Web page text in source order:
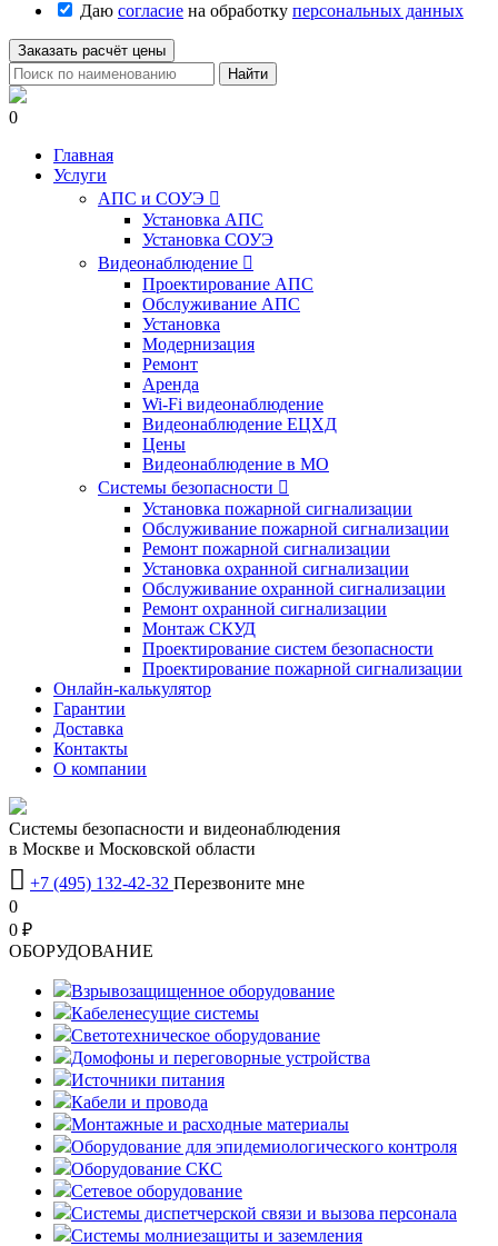
Даю согласие на обработку персональных данных
Заказать расчёт цены
Найти
0
Главная
Услуги
АПС и СОУЭ 
Установка АПС
Установка СОУЭ
Видеонаблюдение 
Проектирование АПС
Обслуживание АПС
Установка
Модернизация
Ремонт
Аренда
Wi-Fi видеонаблюдение
Видеонаблюдение ЕЦХД
Цены
Видеонаблюдение в МО
Системы безопасности 
Установка пожарной сигнализации
Обслуживание пожарной сигнализации
Ремонт пожарной сигнализации
Установка охранной сигнализации
Обслуживание охранной сигнализации
Ремонт охранной сигнализации
Монтаж СКУД
Проектирование систем безопасности
Проектирование пожарной сигнализации
Онлайн-калькулятор
Гарантии
Доставка
Контакты
О компании
Системы безопасности и видеонаблюдения
в Москве и Московской области
 +7 (495) 132-42-32 Перезвоните мне
0
0 ₽
OБОРУДОВАНИЕ
Взрывозащищенное оборудование
Кабеленесущие системы
Светотехническое оборудование
Домофоны и переговорные устройства
Источники питания
Кабели и провода
Монтажные и расходные материалы
Оборудование для эпидемиологического контроля
Оборудование СКС
Сетевое оборудование
Системы диспетчерской связи и вызова персонала
Системы молниезащиты и заземления